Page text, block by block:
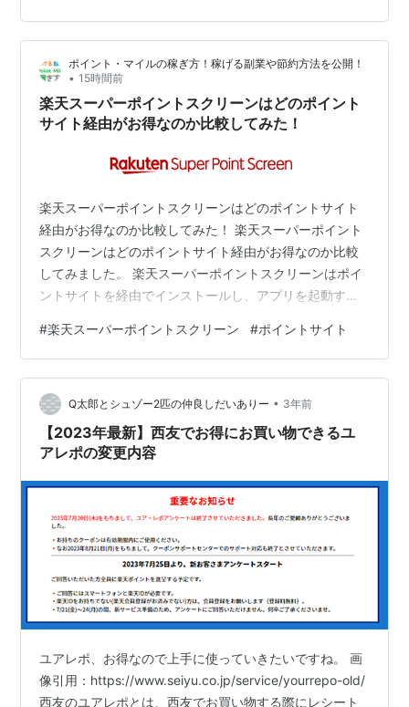
ポイント・マイルの稼ぎ方！稼げる副業や節約方法を公開！
• 15時間前
楽天スーパーポイントスクリーンはどのポイント
サイト経由がお得なのか比較してみた！
楽天スーパーポイントスクリーンはどのポイントサイト
経由がお得なのか比較してみた！ 楽天スーパーポイント
スクリーンはどのポイントサイト経由がお得なのか比較
してみました。 楽天スーパーポイントスクリーンはポイ
ントサイトを経由でインストールし、アプリを起動する
することができます。 ここでは、数あるポイントサイト
の中で、楽天スーパーポイントスクリーンはどのポイン
トサイト経由がお得なのか比較してみました。 楽天スー
パーポイントスクリーンのポイントサイト経由別のポイ
ント付与率を比較してみた。 ポイントサイト名 ポイント
還元率 当ブログ特典 楽天リーベイツ（…
#楽天スーパーポイントスクリーン #ポイントサイト
Q太郎とシュゾー2匹の仲良しだいありー • 3年前
【2023年最新】西友でお得にお買い物できるユ
アレポの変更内容
ユアレポ、お得なので上手に使っていきたいですね。 画
像引用：https://www.seiyu.co.jp/service/yourrepo-old/
西友のユアレポとは、西友でお買い物する際にレシート